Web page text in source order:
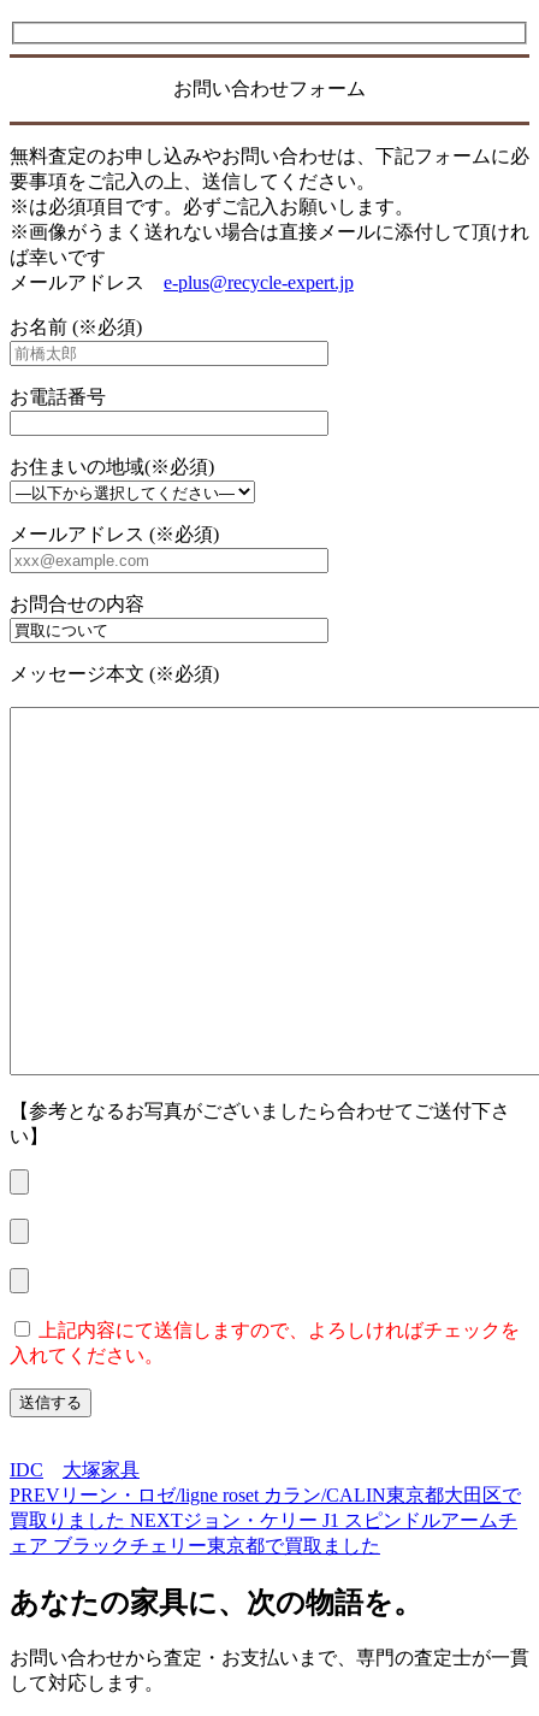
お問い合わせフォーム
無料査定のお申し込みやお問い合わせは、下記フォームに必
要事項をご記入の上、送信してください。
※は必須項目です。必ずご記入お願いします。
※画像がうまく送れない場合は直接メールに添付して頂けれ
ば幸いです
メールアドレス e-plus@recycle-expert.jp
お名前 (※必須)
お電話番号
お住まいの地域(※必須)
メールアドレス (※必須)
お問合せの内容
メッセージ本文 (※必須)
【参考となるお写真がございましたら合わせてご送付下さ
い】
上記内容にて送信しますので、よろしければチェックを
入れてください。
IDC
大塚家具
PREVリーン・ロゼ/ligne roset カラン/CALIN東京都大田区で
買取りました NEXTジョン・ケリー J1 スピンドルアームチ
ェア ブラックチェリー東京都で買取ました
あなたの家具に、次の物語を。
お問い合わせから査定・お支払いまで、専門の査定士が一貫
して対応します。